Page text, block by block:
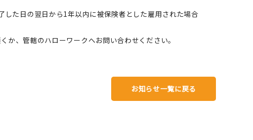
た日の翌日から1年以内に被保険者とした雇用された場合
か、管轄のハローワークへお問い合わせください。
お知らせ一覧に戻る